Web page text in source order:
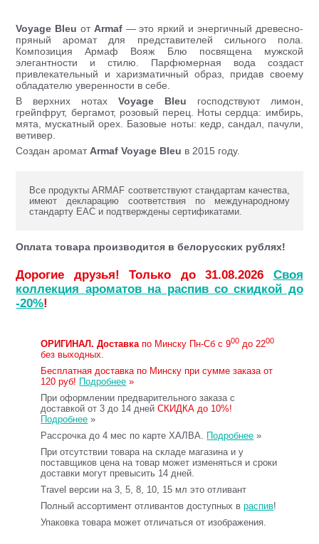
Voyage Bleu от Armaf — это яркий и энергичный древесно-
пряный аромат для представителей сильного пола.
Композиция Армаф Вояж Блю посвящена мужской
элегантности и стилю. Парфюмерная вода создаст
привлекательный и харизматичный образ, придав своему
обладателю уверенности в себе.
В верхних нотах Voyage Bleu господствуют лимон,
грейпфрут, бергамот, розовый перец. Ноты сердца: имбирь,
мята, мускатный орех. Базовые ноты: кедр, сандал, пачули,
ветивер.
Создан аромат Armaf Voyage Bleu в 2015 году.
Все продукты ARMAF соответствуют стандартам качества,
имеют декларацию соответствия по международному
стандарту ЕАС и подтверждены сертификатами.
Оплата товара производится в белорусских рублях!
Дорогие друзья! Только до 31.08.2026 Своя
коллекция ароматов на распив со скидкой до
-20%!
ОРИГИНАЛ. Доставкапо Минску Пн-Сб с 900 до 2200
без выходных.
Бесплатная доставка по Минску при сумме заказа от
120 руб! Подробнее »
При оформлении предварительного заказа с
доставкой от 3 до 14 днейСКИДКА до 10%!
Подробнее »
Рассрочка до 4 мес по карте ХАЛВА. Подробнее »
При отсутствии товара на складе магазина и у
поставщиков цена на товар может изменяться и сроки
доставки могут превысить 14 дней.
Travel версии на 3, 5, 8, 10, 15 мл это отливант
Полный ассортимент отливантов доступных враспив!
Упаковка товара может отличаться от изображения.